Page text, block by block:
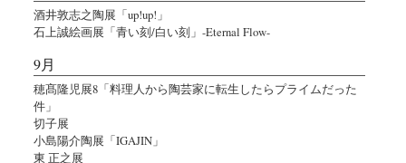
酒井敦志之陶展「up!up!」
石上誠絵画展「青い刻/白い刻」-Eternal Flow-
9月
穂髙隆児展8「料理人から陶芸家に転生したらプライムだった
件」
切子展
小島陽介陶展「IGAJIN」
東 正之展